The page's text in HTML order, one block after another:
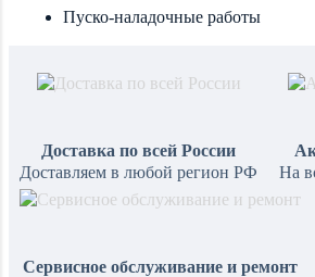
Пуско-наладочные работы
Доставка по всей России
Доставляем в любой регион РФ
На
Сервисное обслуживание и ремонт